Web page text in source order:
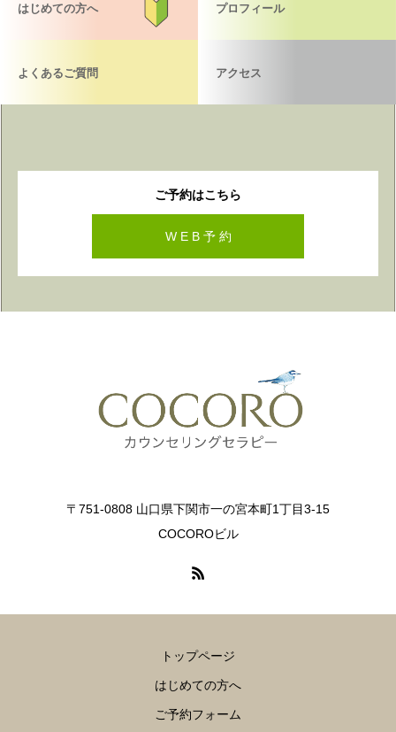
はじめての方へ プロフィール
よくあるご質問 アクセス
ご予約はこちら
W E B 予 約
〒751-0808 山口県下関市一の宮本町1丁目3-15
COCOROビル
トップページ
はじめての方へ
ご予約フォーム